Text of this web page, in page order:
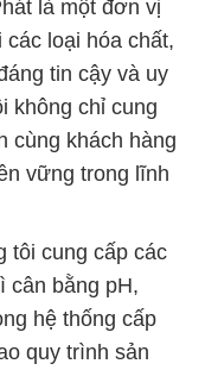
lượng mà còn
tối đa trong
ưu tiên hàng đầu
ngừng nỗ
“Sứ mệnh đem
Hydroxide
hoặc kali –
thiếu trong nhiều